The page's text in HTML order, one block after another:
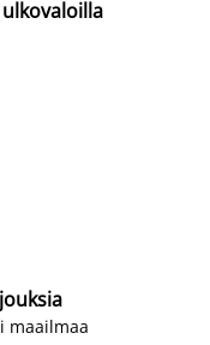
ulkovaloilla
maailmaa